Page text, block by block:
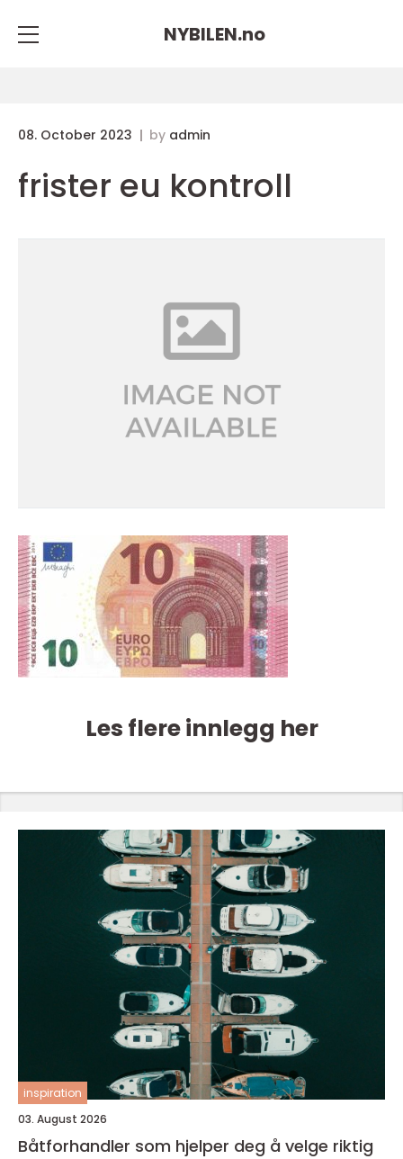
NYBILEN.no
08. October 2023 by admin
frister eu kontroll
Les flere innlegg her
inspiration
03. August 2026
Båtforhandler som hjelper deg å velge riktig